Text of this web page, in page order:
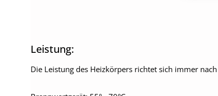
Leistung:
Die Leistung des Heizkörpers richtet sich immer